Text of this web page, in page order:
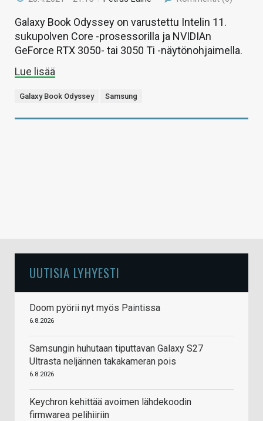
Galaxy Book Odyssey on varustettu Intelin 11.
sukupolven Core -prosessorilla ja NVIDIAn
GeForce RTX 3050- tai 3050 Ti -näytönohjaimella.
Lue lisää
Galaxy Book Odyssey Samsung
UUTISIA LYHYESTI
Doom pyörii nyt myös Paintissa
6.8.2026
Samsungin huhutaan tiputtavan Galaxy S27
Ultrasta neljännen takakameran pois
6.8.2026
Keychron kehittää avoimen lähdekoodin
firmwarea pelihiiriin